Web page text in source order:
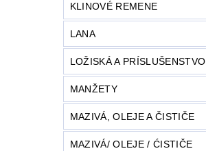
KLINOVÉ REMENE
LANA
LOŽISKÁ A PRÍSLUŠENSTVO
MANŽETY
MAZIVÁ, OLEJE A ČISTIČE
MAZIVÁ/ OLEJE / ĆISTIČE